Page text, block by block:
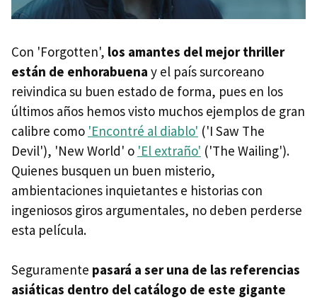
Con 'Forgotten', los amantes del mejor thriller
están de enhorabuena y el país surcoreano
reivindica su buen estado de forma, pues en los
últimos años hemos visto muchos ejemplos de gran
calibre como 'Encontré al diablo' ('I Saw The
Devil'), 'New World' o 'El extraño' ('The Wailing').
Quienes busquen un buen misterio,
ambientaciones inquietantes e historias con
ingeniosos giros argumentales, no deben perderse
esta película.
Seguramente pasará a ser una de las referencias
asiáticas dentro del catálogo de este gigante